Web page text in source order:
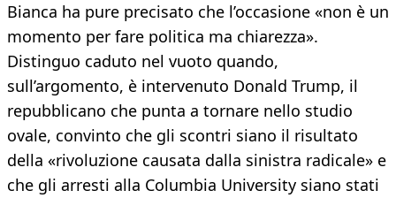
Bianca ha pure precisato che l’occasione «non è un
momento per fare politica ma chiarezza».
Distinguo caduto nel vuoto quando,
sull’argomento, è intervenuto Donald Trump, il
repubblicano che punta a tornare nello studio
ovale, convinto che gli scontri siano il risultato
della «rivoluzione causata dalla sinistra radicale» e
che gli arresti alla Columbia University siano stati